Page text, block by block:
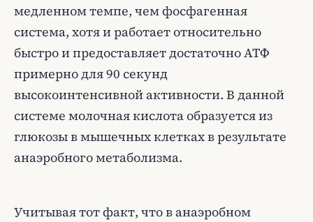
медленном темпе, чем фосфагенная
система, хотя и работает относительно
быстро и предоставляет достаточно АТФ
примерно для 90 секунд
высокоинтенсивной активности. В данной
системе молочная кислота образуется из
глюкозы в мышечных клетках в результате
анаэробного метаболизма.
Учитывая тот факт, что в анаэробном